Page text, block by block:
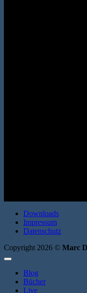
Downloads
Impressum
Datenschutz
Copyright 2026 © Marc
Blog
Bücher
Live